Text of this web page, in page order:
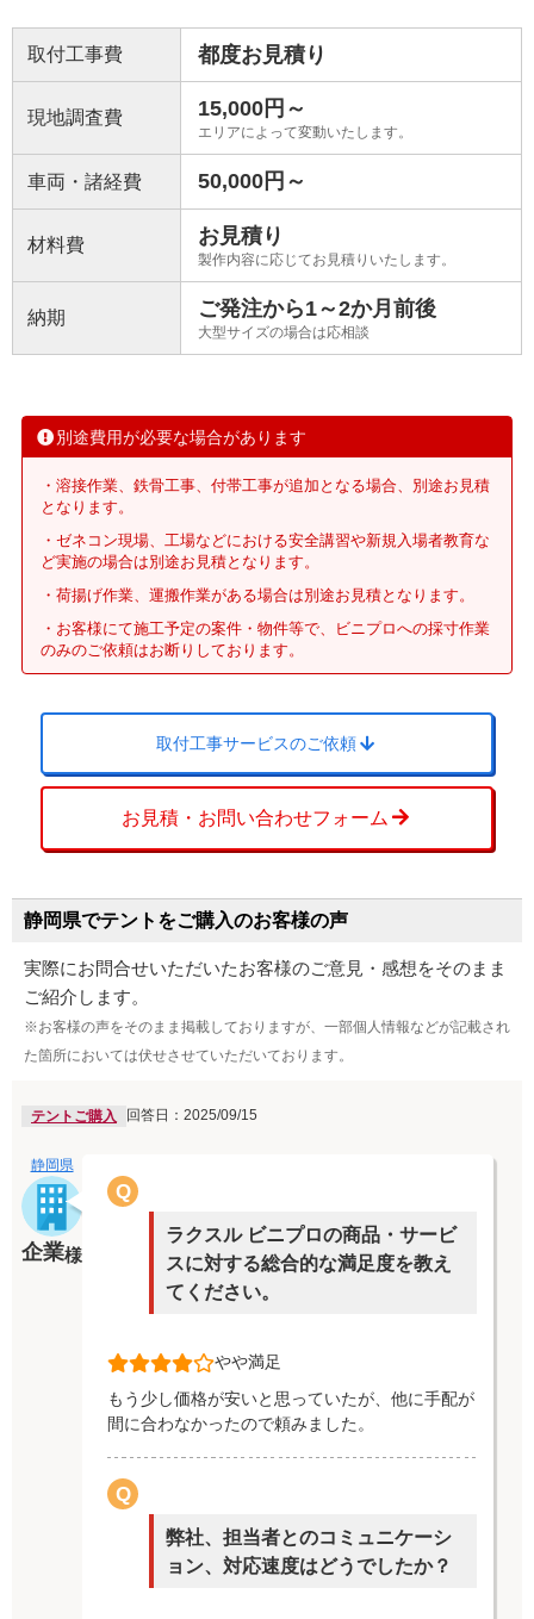
取付工事費 都度お見積り
現地調査費 15,000円～
エリアによって変動いたします。
車両・諸経費 50,000円～
材料費 お見積り
製作内容に応じてお見積りいたします。
納期 ご発注から1～2か月前後
大型サイズの場合は応相談
別途費用が必要な場合があります
・溶接作業、鉄骨工事、付帯工事が追加となる場合、別途お見積
となります。
・ゼネコン現場、工場などにおける安全講習や新規入場者教育な
ど実施の場合は別途お見積となります。
・荷揚げ作業、運搬作業がある場合は別途お見積となります。
・お客様にて施工予定の案件・物件等で、ビニプロへの採寸作業
のみのご依頼はお断りしております。
取付工事サービスのご依頼
お見積・お問い合わせフォーム
静岡県でテントをご購入のお客様の声
実際にお問合せいただいたお客様のご意見・感想をそのまま
ご紹介します。
※お客様の声をそのまま掲載しておりますが、一部個人情報などが記載され
た箇所においては伏せさせていただいております。
テントご購入 回答日：2025/09/15
静岡県
企業様
Q
ラクスル ビニプロの商品・サービ
スに対する総合的な満足度を教え
てください。
やや満足
もう少し価格が安いと思っていたが、他に手配が
間に合わなかったので頼みました。
Q
弊社、担当者とのコミュニケーシ
ョン、対応速度はどうでしたか？